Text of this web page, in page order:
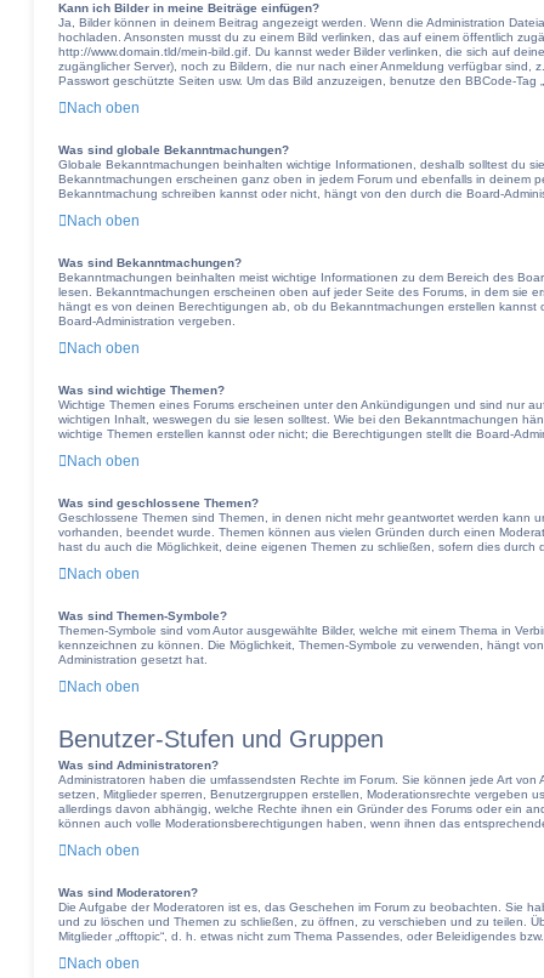
Kann ich Bilder in meine Beiträge einfügen?
Ja, Bilder können in deinem Beitrag angezeigt werden. Wenn die Administration
hochladen. Ansonsten musst du zu einem Bild verlinken, das auf einem öffentlich
http://www.domain.tld/mein-bild.gif. Du kannst weder Bilder verlinken, die sich auf
zugänglicher Server), noch zu Bildern, die nur nach einer Anmeldung verfügbar sind,
Passwort geschützte Seiten usw. Um das Bild anzuzeigen, benutze den BBCode-Tag
Nach oben
Was sind globale Bekanntmachungen?
Globale Bekanntmachungen beinhalten wichtige Informationen, deshalb solltest du
Bekanntmachungen erscheinen ganz oben in jedem Forum und ebenfalls in deinem
Bekanntmachung schreiben kannst oder nicht, hängt von den durch die Board-
Nach oben
Was sind Bekanntmachungen?
Bekanntmachungen beinhalten meist wichtige Informationen zu dem Bereich des
lesen. Bekanntmachungen erscheinen oben auf jeder Seite des Forums, in dem sie
hängt es von deinen Berechtigungen ab, ob du Bekanntmachungen erstellen kannst
Board-Administration vergeben.
Nach oben
Was sind wichtige Themen?
Wichtige Themen eines Forums erscheinen unter den Ankündigungen und sind nur
wichtigen Inhalt, weswegen du sie lesen solltest. Wie bei den Bekanntmachungen
wichtige Themen erstellen kannst oder nicht; die Berechtigungen stellt die Board-
Nach oben
Was sind geschlossene Themen?
Geschlossene Themen sind Themen, in denen nicht mehr geantwortet werden kann
vorhanden, beendet wurde. Themen können aus vielen Gründen durch einen
hast du auch die Möglichkeit, deine eigenen Themen zu schließen, sofern dies durch
Nach oben
Was sind Themen-Symbole?
Themen-Symbole sind vom Autor ausgewählte Bilder, welche mit einem Thema in
kennzeichnen zu können. Die Möglichkeit, Themen-Symbole zu verwenden, hängt
Administration gesetzt hat.
Nach oben
Benutzer-Stufen und Gruppen
Was sind Administratoren?
Administratoren haben die umfassendsten Rechte im Forum. Sie können jede Art
setzen, Mitglieder sperren, Benutzergruppen erstellen, Moderationsrechte vergeben
allerdings davon abhängig, welche Rechte ihnen ein Gründer des Forums oder ein
können auch volle Moderationsberechtigungen haben, wenn ihnen das
Nach oben
Was sind Moderatoren?
Die Aufgabe der Moderatoren ist es, das Geschehen im Forum zu beobachten. Sie
und zu löschen und Themen zu schließen, zu öffnen, zu verschieben und zu teilen.
Mitglieder „offtopic“, d. h. etwas nicht zum Thema Passendes, oder Beleidigendes
Nach oben